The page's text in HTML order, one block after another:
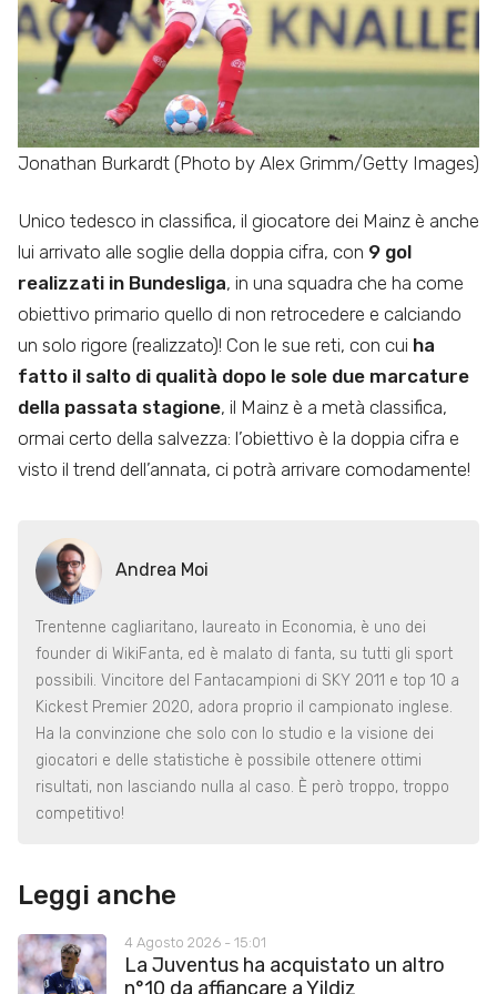
Jonathan Burkardt (Photo by Alex Grimm/Getty Images)
Unico tedesco in classifica, il giocatore dei Mainz è anche
lui arrivato alle soglie della doppia cifra, con 9 gol
realizzati in Bundesliga, in una squadra che ha come
obiettivo primario quello di non retrocedere e calciando
un solo rigore (realizzato)! Con le sue reti, con cui ha
fatto il salto di qualità dopo le sole due marcature
della passata stagione, il Mainz è a metà classifica,
ormai certo della salvezza: l’obiettivo è la doppia cifra e
visto il trend dell’annata, ci potrà arrivare comodamente!
Andrea Moi
Trentenne cagliaritano, laureato in Economia, è uno dei
founder di WikiFanta, ed è malato di fanta, su tutti gli sport
possibili. Vincitore del Fantacampioni di SKY 2011 e top 10 a
Kickest Premier 2020, adora proprio il campionato inglese.
Ha la convinzione che solo con lo studio e la visione dei
giocatori e delle statistiche è possibile ottenere ottimi
risultati, non lasciando nulla al caso. È però troppo, troppo
competitivo!
Leggi anche
4 Agosto 2026 - 15:01
La Juventus ha acquistato un altro
n°10 da affiancare a Yildiz